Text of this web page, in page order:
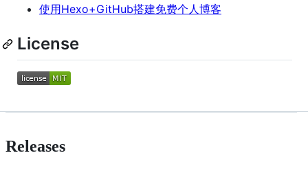
使用Hexo+GitHub搭建免费个人博客
License
Releases